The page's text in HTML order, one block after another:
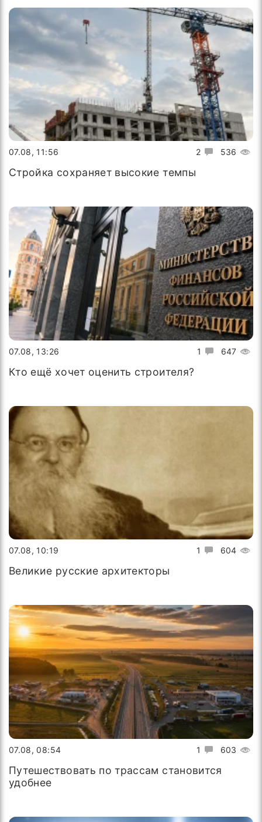
2 536
07.08, 11:56
Стройка сохраняет высокие темпы
1 647
07.08, 13:26
Кто ещё хочет оценить строителя?
1 604
07.08, 10:19
Великие русские архитекторы
1 603
07.08, 08:54
Путешествовать по трассам становится
удобнее